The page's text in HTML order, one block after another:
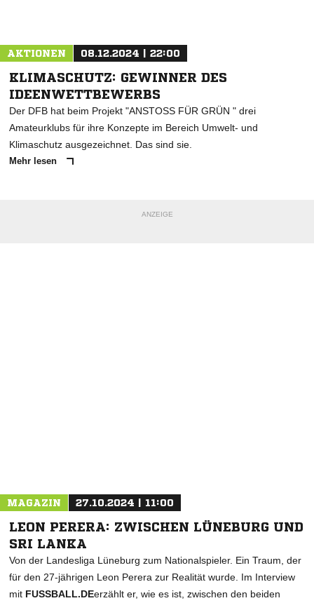
AKTIONEN 08.12.2024 | 22:00
KLIMASCHUTZ: GEWINNER DES
IDEENWETTBEWERBS
Der DFB hat beim Projekt "ANSTOSS FÜR GRÜN " drei
Amateurklubs für ihre Konzepte im Bereich Umwelt- und
Klimaschutz ausgezeichnet. Das sind sie.
Mehr lesen
ANZEIGE
MAGAZIN 27.10.2024 | 11:00
LEON PERERA: ZWISCHEN LÜNEBURG UND
SRI LANKA
Von der Landesliga Lüneburg zum Nationalspieler. Ein Traum, der
für den 27-jährigen Leon Perera zur Realität wurde. Im Interview
mit FUSSBALL.DEerzählt er, wie es ist, zwischen den beiden